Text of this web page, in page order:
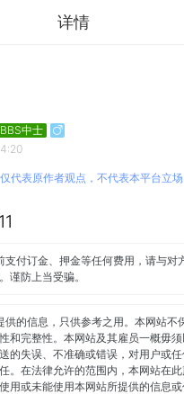
详情
中士
代表原作者观点，不代表本平台立场
支付订金、押金等任何费用，请与对
谨防上当受骗。
供的信息，只供参考之用。本网站不
和完整性。本网站及其雇员一概毋
的失误、不准确或错误，对用户或
。在法律允许的范围内，本网站在
用或未能使用本网站所提供的信息